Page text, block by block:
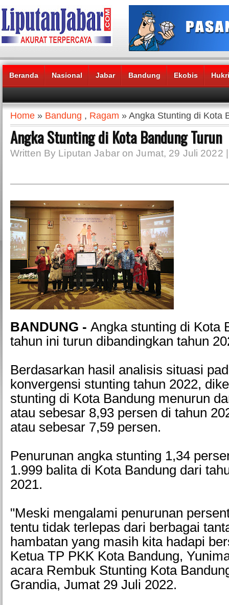
Beranda Nasional Jabar Bandung Ekobis
Headlines News :
Home » Bandung , Ragam » Angka Stunting di Kota
Angka Stunting di Kota Bandung Turun
Written By Liputan Jabar on Jumat, 29 Juli 2022
BANDUNG - Angka stunting di Kota
tahun ini turun dibandingkan tahun
Berdasarkan hasil analisis situasi
konvergensi stunting tahun 2022,
stunting di Kota Bandung menurun
atau sebesar 8,93 persen di tahun
atau sebesar 7,59 persen.
Penurunan angka stunting 1,34
1.999 balita di Kota Bandung dari
2021.
"Meski mengalami penurunan
tentu tidak terlepas dari berbagai
hambatan yang masih kita hadapi
Ketua TP PKK Kota Bandung,
acara Rembuk Stunting Kota
Grandia, Jumat 29 Juli 2022.